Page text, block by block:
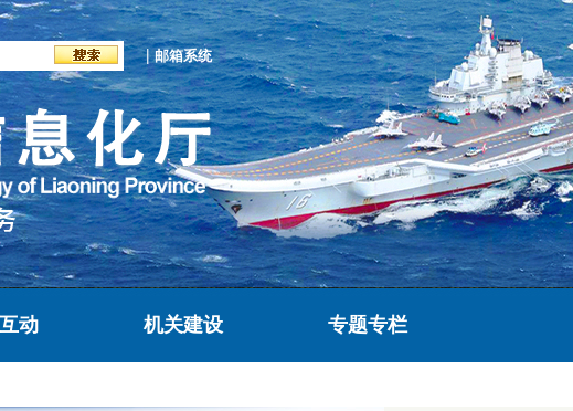
| 邮箱系统
动 机关建设 专题专栏